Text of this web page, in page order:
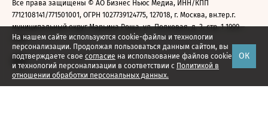
На нашем сайте используются cookie-файлы и технологии
персонализации. Продолжая пользоваться данным сайтом, вы
подтверждаете свое согласие на использование файлов cookie
и технологий персонализации в соответствии с Политикой в
отношении обработки персональных данных.
ОК
Все права защищены © АО Бизнес Ньюс Медиа, ИНН/КПП
7712108141/771501001, ОГРН 1027739124775, 127018, г. Москва, вн.тер.г.
муниципальный округ Марьина Роща, ул. Полковая, д. 3, стр. 1 1999—
2026